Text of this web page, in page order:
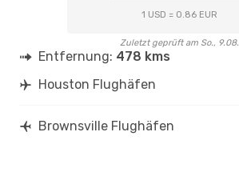
1 USD = 0.86 EUR
Zuletzt geprüft am So., 9.08.
Entfernung: 478 kms
Houston Flughäfen
Brownsville Flughäfen